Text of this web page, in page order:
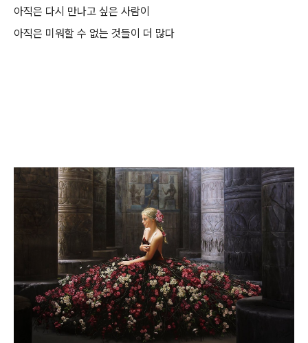
아직은 다시 만나고 싶은 사람이
아직은 미워할 수 없는 것들이 더 많다